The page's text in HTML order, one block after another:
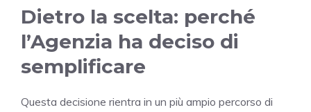
Dietro la scelta: perché
l’Agenzia ha deciso di
semplificare
Questa decisione rientra in un più ampio percorso di